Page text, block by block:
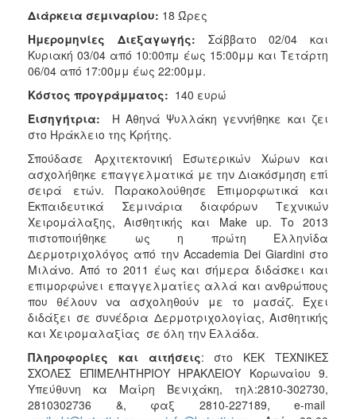
Διάρκεια σεμιναρίου: 18 Ώρες
Ημερομηνίες Διεξαγωγής: Σάββατο 02/04 και
Κυριακή 03/04 από 10:00πμ έως 15:00μμ και Τετάρτη
06/04 από 17:00μμ έως 22:00μμ.
Κόστος προγράμματος: 140 ευρώ
Εισηγήτρια: Η Αθηνά Ψυλλάκη γεννήθηκε και ζει
στο Ηράκλειο της Κρήτης.
Σπούδασε Αρχιτεκτονική Εσωτερικών Χώρων και
ασχολήθηκε επαγγελματικά με την Διακόσμηση επί
σειρά ετών. Παρακολούθησε Επιμορφωτικά και
Εκπαιδευτικά Σεμινάρια διαφόρων Τεχνικών
Χειρομάλαξης, Αισθητικής και Make up. Το 2013
πιστοποιήθηκε ως η πρώτη Ελληνίδα
Δερμοτριχολόγος από την Accademia Dei Giardini στο
Μιλάνο. Από το 2011 έως και σήμερα διδάσκει και
επιμορφώνει επαγγελματίες αλλά και ανθρώπους
που θέλουν να ασχοληθούν με το μασάζ. Έχει
διδάξει σε συνέδρια Δερμοτριχολογίας, Αισθητικής
και Χειρομαλαξίας σε όλη την Ελλάδα.
Πληροφορίες και αιτήσεις: στο ΚΕΚ ΤΕΧΝΙΚΕΣ
ΣΧΟΛΕΣ ΕΠΙΜΕΛΗΤΗΡΙΟΥ ΗΡΑΚΛΕΙΟΥ Κορωναίου 9.
Υπεύθυνη κα Μαίρη Βενιχάκη, τηλ:2810-302730,
2810302736 &, φαξ 2810-227189, e-mail